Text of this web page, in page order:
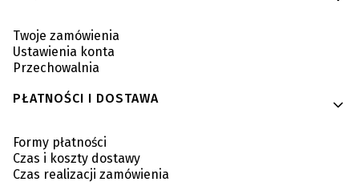
Twoje zamówienia
Ustawienia konta
Przechowalnia
PŁATNOŚCI I DOSTAWA
Formy płatności
Czas i koszty dostawy
Czas realizacji zamówienia